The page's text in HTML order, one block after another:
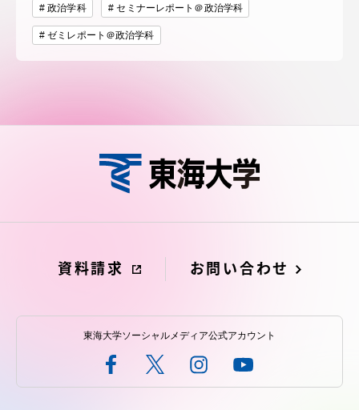
政治学科 セミナーレポート＠政治学科
ゼミレポート＠政治学科
資料請求 お問い合わせ
東海大学ソーシャルメディア公式アカウント